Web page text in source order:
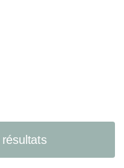
à L. 223-7 du
(site web